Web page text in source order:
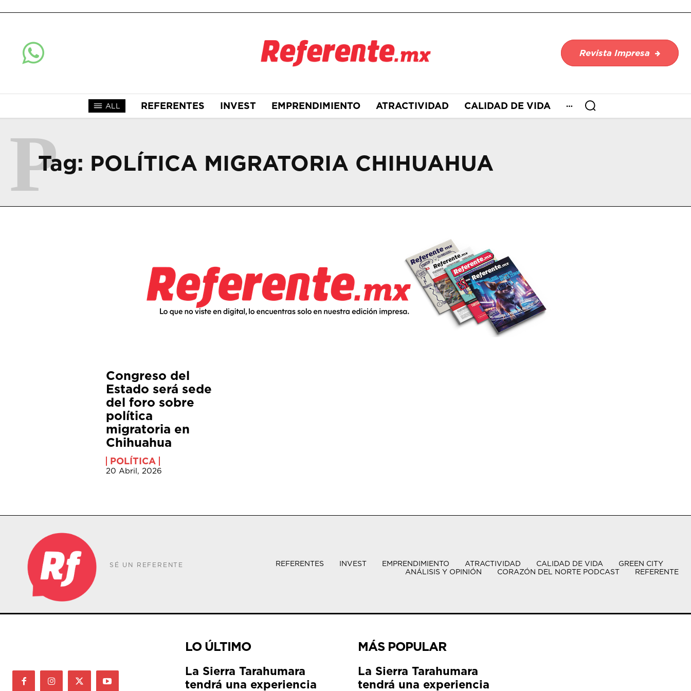
Revista Impresa
ALL REFERENTES INVEST EMPRENDIMIENTO ATRACTIVIDAD CALIDAD DE VIDA
Tag: POLÍTICA MIGRATORIA CHIHUAHUA
P
Congreso del
Estado será sede
del foro sobre
política
migratoria en
Chihuahua
POLÍTICA
20 Abril, 2026
SÉ UN REFERENTE REFERENTES INVEST EMPRENDIMIENTO ATRACTIVIDAD CALIDAD DE VIDA
GREEN CITY
ANÁLISIS Y OPINIÓN
CORAZÓN DEL NORTE PODCAST REFERENTE
LO ÚLTIMO
La Sierra Tarahumara
tendrá una experiencia
MÁS POPULAR
La Sierra Tarahumara
tendrá una experiencia